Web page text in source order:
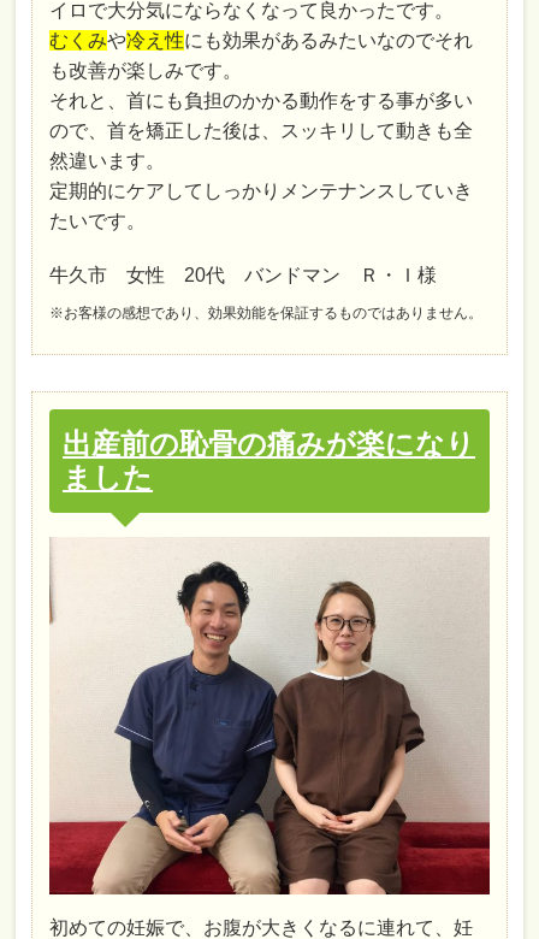
イロで大分気にならなくなって良かったです。
むくみや冷え性にも効果があるみたいなのでそれ
も改善が楽しみです。
それと、首にも負担のかかる動作をする事が多い
ので、首を矯正した後は、スッキリして動きも全
然違います。
定期的にケアしてしっかりメンテナンスしていき
たいです。
牛久市 女性 20代 バンドマン Ｒ・Ｉ様
※お客様の感想であり、効果効能を保証するものではありません。
出産前の恥骨の痛みが楽になり
ました
初めての妊娠で、お腹が大きくなるに連れて、妊